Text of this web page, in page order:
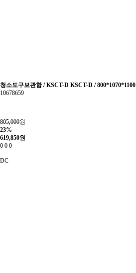
청소도구보관함 / KSCT-D KSCT-D / 800*1070*1100
10678659
805,000원
23%
619,850원
0 0 0
DC